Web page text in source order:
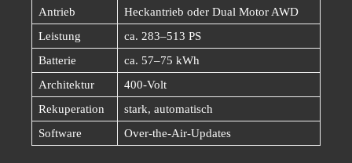
Antrieb
Heckantrieb oder Dual Motor AWD
Leistung
ca. 283–513 PS
Batterie
ca. 57–75 kWh
Architektur
400-Volt
Rekuperation
stark, automatisch
Software
Over-the-Air-Updates